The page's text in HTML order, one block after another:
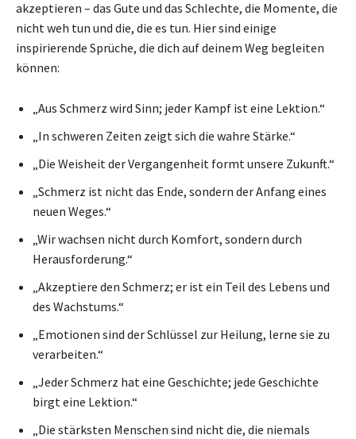
akzeptieren – das Gute und das Schlechte, die Momente, die
nicht weh tun und die, die es tun. Hier sind einige
inspirierende Sprüche, die dich auf deinem Weg begleiten
können:
„Aus Schmerz wird Sinn; jeder Kampf ist eine Lektion.“
„In schweren Zeiten zeigt sich die wahre Stärke.“
„Die Weisheit der Vergangenheit formt unsere Zukunft.“
„Schmerz ist nicht das Ende, sondern der Anfang eines
neuen Weges.“
„Wir wachsen nicht durch Komfort, sondern durch
Herausforderung.“
„Akzeptiere den Schmerz; er ist ein Teil des Lebens und
des Wachstums.“
„Emotionen sind der Schlüssel zur Heilung, lerne sie zu
verarbeiten.“
„Jeder Schmerz hat eine Geschichte; jede Geschichte
birgt eine Lektion.“
„Die stärksten Menschen sind nicht die, die niemals